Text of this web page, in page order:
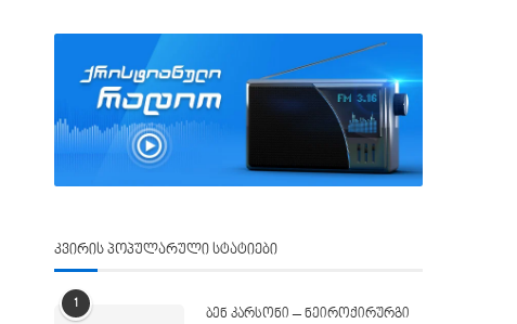
კვირის პოპულარული სტატიები
1
ბენ კარსონი – ნეიროქირურგი